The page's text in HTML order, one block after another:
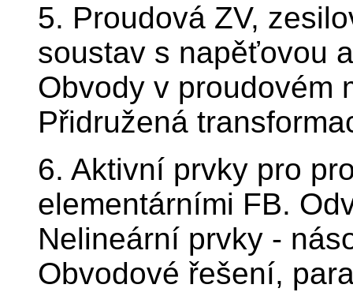
5. Proudová ZV,
soustav s napěťovou
Obvody v proudovém
Přidružená
6. Aktivní prvky pro
elementárními FB.
Nelineární prvky -
Obvodové řešení,